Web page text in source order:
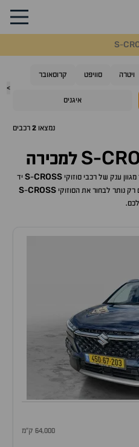
S-
>
ויטרה סוויפט קרוסאובר
איגניס
נמצאו 2 רכבים
S- למכירה
מגוון ענק של רכבי סוזוקי S-CROSS
יד
סוזוקי S-CROSS
64,000 ק"מ